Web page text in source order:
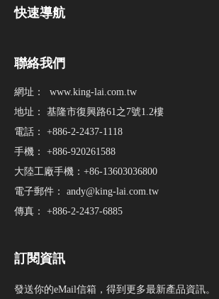
快速導航
聯絡我們
網址： www.king-lai.com.tw
地址： 基隆市復興路61之7號1.2樓
電話： +886-2-2437-1118
手機： +886-920261588
大陸工廠手機：+86-13603036800
電子郵件： andy@king-lai.com.tw
傳真： +886-2-2437-6885
訂閱資訊
發送你的eMail信箱，得到更多最新產品資訊。